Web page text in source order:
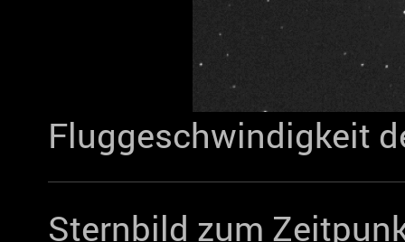
Fluggeschwindigkeit
Sternbild zum